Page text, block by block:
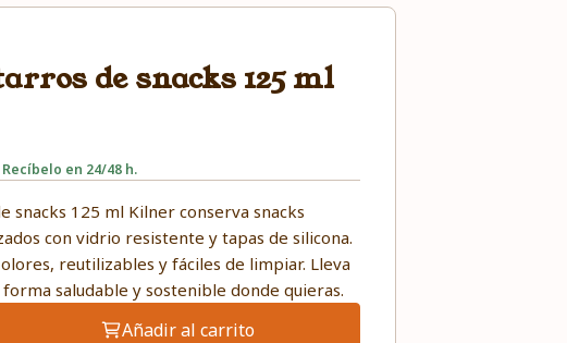
de snacks 125 ml
en 24/48 h.
snacks 125 ml Kilner conserva snacks
con vidrio resistente y tapas de silicona.
reutilizables y fáciles de limpiar. Lleva
saludable y sostenible donde quieras.
Añadir al carrito